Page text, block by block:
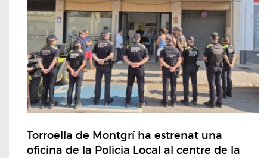
Torroella de Montgrí ha estrenat una
oficina de la Policia Local al centre de la